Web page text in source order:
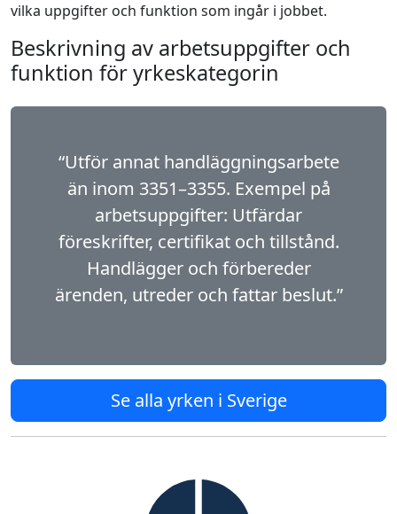
vilka uppgifter och funktion som ingår i jobbet.
Beskrivning av arbetsuppgifter och
funktion för yrkeskategorin
“Utför annat handläggningsarbete
än inom 3351–3355. Exempel på
arbetsuppgifter: Utfärdar
föreskrifter, certifikat och tillstånd.
Handlägger och förbereder
ärenden, utreder och fattar beslut.”
Se alla yrken i Sverige